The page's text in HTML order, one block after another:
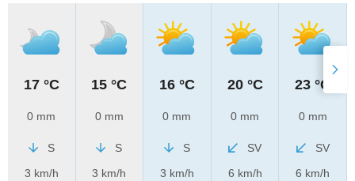
17 °C
0 mm
S
3 km/h
15 °C
0 mm
S
3 km/h
16 °C
0 mm
S
3 km/h
20 °C
0 mm
SV
6 km/h
23 °C
0 mm
SV
6 km/h